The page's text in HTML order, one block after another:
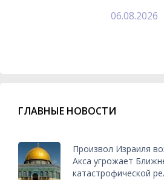
06.08.2026
ГЛАВНЫЕ НОВОСТИ
Произвол Израиля
Акса угрожает
катастрофической